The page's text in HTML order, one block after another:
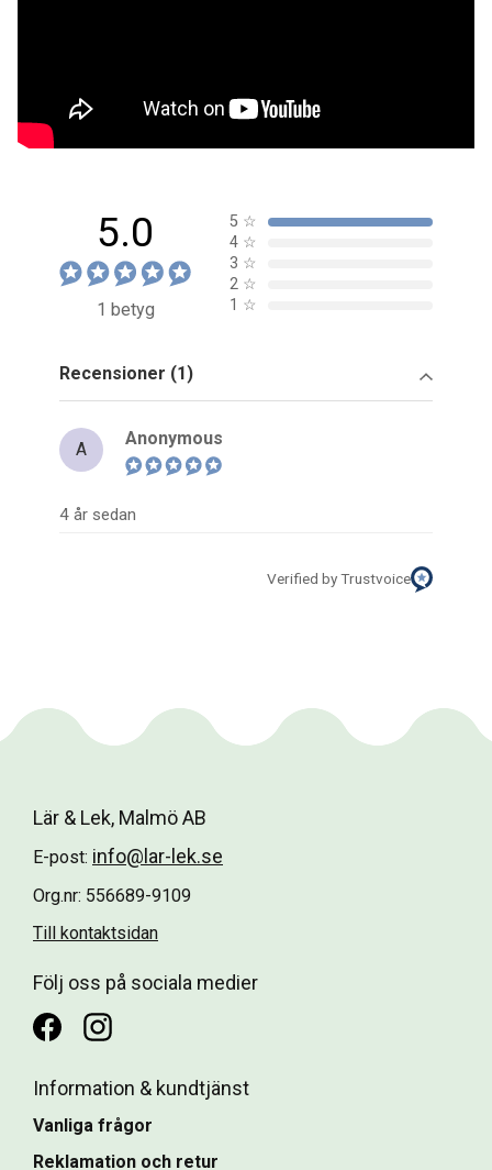
5.0
1 betyg
5 ☆
4 ☆
3 ☆
2 ☆
1 ☆
Recensioner (1)
A
Anonymous
4 år sedan
Verified by Trustvoice
Lär & Lek, Malmö AB
E-post: info@lar-lek.se
Org.nr: 556689-9109
Till kontaktsidan
Följ oss på sociala medier
Information & kundtjänst
Vanliga frågor
Reklamation och retur